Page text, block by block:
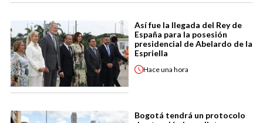
Así fue la llegada del Rey de
España para la posesión
presidencial de Abelardo de la
Espriella
Haceuna hora
Bogotá tendrá un protocolo